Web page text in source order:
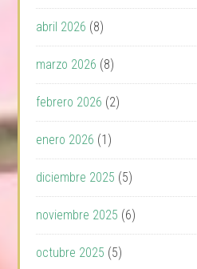
abril 2026 (8)
marzo 2026 (8)
febrero 2026 (2)
enero 2026 (1)
diciembre 2025 (5)
noviembre 2025 (6)
octubre 2025 (5)